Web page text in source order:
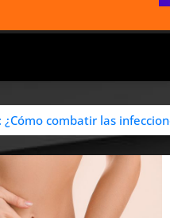
combatir las